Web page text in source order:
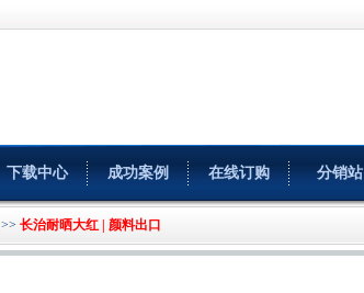
下载中心 成功案例 在线订购 分销站
>> 长治耐晒大红 | 颜料出口